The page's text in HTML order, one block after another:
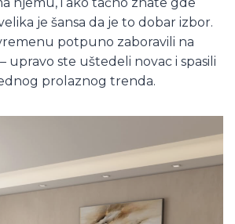
je šansa da je to dobar izbor.
potpuno zaboravili na
upravo ste uštedeli novac i spasili
prolaznog trenda.